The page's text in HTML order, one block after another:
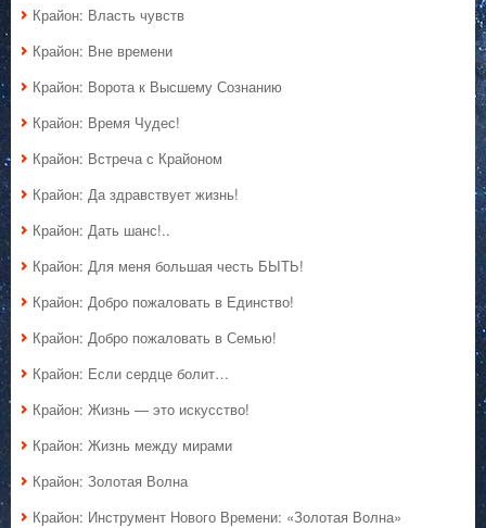
Крайон: Власть чувств
Крайон: Вне времени
Крайон: Ворота к Высшему Сознанию
Крайон: Время Чудес!
Крайон: Встреча с Крайоном
Крайон: Да здравствует жизнь!
Крайон: Дать шанс!..
Крайон: Для меня большая честь БЫТЬ!
Крайон: Добро пожаловать в Единство!
Крайон: Добро пожаловать в Семью!
Крайон: Если сердце болит…
Крайон: Жизнь — это искусство!
Крайон: Жизнь между мирами
Крайон: Золотая Волна
Крайон: Инструмент Нового Времени: «Золотая Волна»